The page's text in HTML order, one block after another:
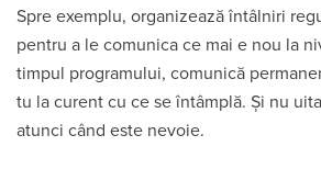
Spre exemplu, organizează întâlniri
pentru a le comunica ce mai e nou la
timpul programului, comunică
tu la curent cu ce se întâmplă. Și nu
atunci când este nevoie.